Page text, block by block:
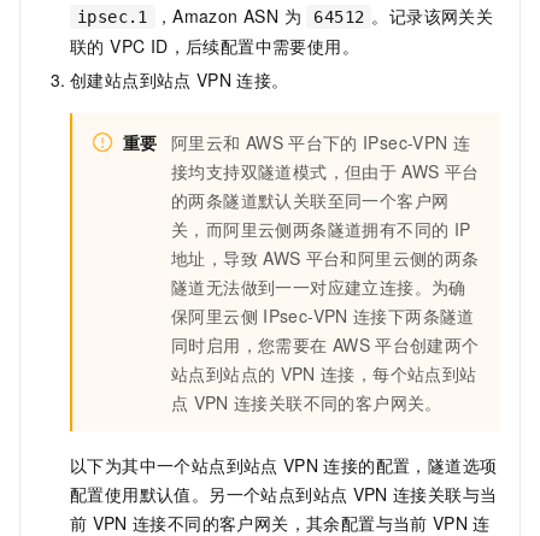
ipsec.1 ，Amazon ASN 为 64512 。记录该网关关
联的 VPC ID，后续配置中需要使用。
创建站点到站点 VPN 连接。
重要 阿里云和 AWS 平台下的 IPsec-VPN 连
接均支持双隧道模式，但由于 AWS 平台
的两条隧道默认关联至同一个客户网
关，而阿里云侧两条隧道拥有不同的 IP
地址，导致 AWS 平台和阿里云侧的两条
隧道无法做到一一对应建立连接。为确
保阿里云侧 IPsec-VPN 连接下两条隧道
同时启用，您需要在 AWS 平台创建两个
站点到站点的 VPN 连接，每个站点到站
点 VPN 连接关联不同的客户网关。
以下为其中一个站点到站点 VPN 连接的配置，隧道选项
配置使用默认值。另一个站点到站点 VPN 连接关联与当
前 VPN 连接不同的客户网关，其余配置与当前 VPN 连